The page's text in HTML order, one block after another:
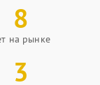
8
на рынке
3